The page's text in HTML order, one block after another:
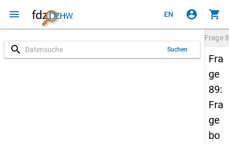
menu EN account_circle shopping_cart
search Suchen
Frage
Fra
ge
89:
Fra
ge
bo